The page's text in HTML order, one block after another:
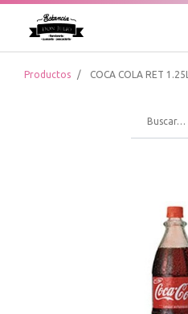
Productos COCA COLA RET 1.25L